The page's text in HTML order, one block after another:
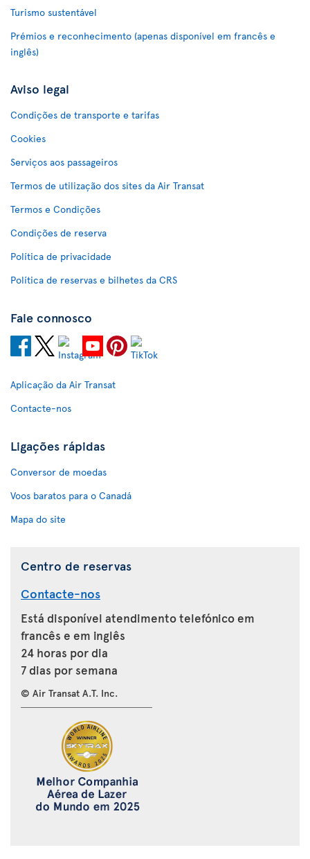
Turismo sustentável
Prémios e reconhecimento (apenas disponível em francês e
inglês)
Aviso legal
Condições de transporte e tarifas
Cookies
Serviços aos passageiros
Termos de utilização dos sites da Air Transat
Termos e Condições
Condições de reserva
Política de privacidade
Política de reservas e bilhetes da CRS
Fale connosco
Aplicação da Air Transat
Contacte-nos
Ligações rápidas
Conversor de moedas
Voos baratos para o Canadá
Mapa do site
Centro de reservas
Contacte-nos
Está disponível atendimento telefónico em
francês e em inglês
24 horas por dia
7 dias por semana
© Air Transat A.T. Inc.